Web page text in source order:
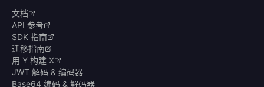
文档
API 参考
SDK 指南
迁移指南
用 Y 构建 X
JWT 解码 & 编码器
Base64 编码 & 解码器